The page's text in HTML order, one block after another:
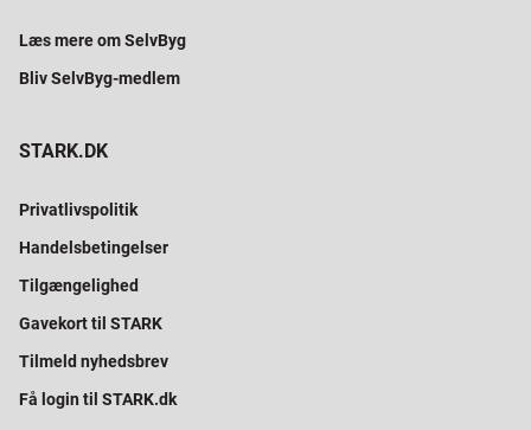
Læs mere om SelvByg
Bliv SelvByg-medlem
STARK.DK
Privatlivspolitik
Handelsbetingelser
Tilgængelighed
Gavekort til STARK
Tilmeld nyhedsbrev
Få login til STARK.dk